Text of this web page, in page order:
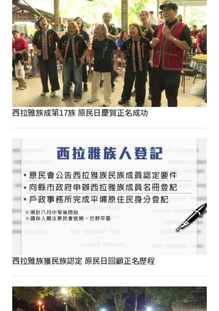
西拉雅族成第17族 原民日慶賀正名成功
西拉雅族獲民族認定 原民日回顧正名歷程